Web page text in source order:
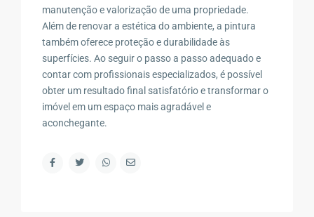
manutenção e valorização de uma propriedade.
Além de renovar a estética do ambiente, a pintura
também oferece proteção e durabilidade às
superfícies. Ao seguir o passo a passo adequado e
contar com profissionais especializados, é possível
obter um resultado final satisfatório e transformar o
imóvel em um espaço mais agradável e
aconchegante.